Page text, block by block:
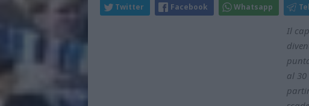
Twitter Facebook Whatsapp
Il
al